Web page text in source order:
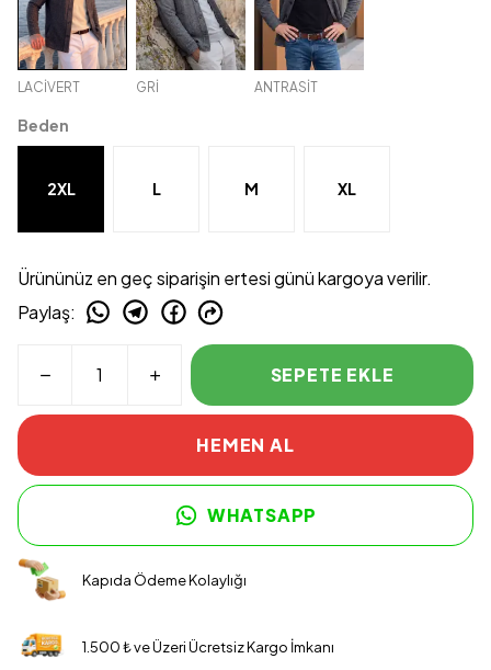
LACİVERT GRİ ANTRASİT
Beden
2XL L M XL
Ürününüz en geç siparişin ertesi günü kargoya verilir.
Paylaş:
SEPETE EKLE
HEMEN AL
WHATSAPP
Kapıda Ödeme Kolaylığı
1.500 ₺ ve Üzeri Ücretsiz Kargo İmkanı